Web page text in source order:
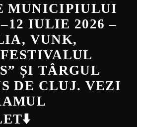
MUNICIPIULUI
IULIE 2026 –
VUNK,
ȘI TÂRGUL
DE CLUJ. VEZI